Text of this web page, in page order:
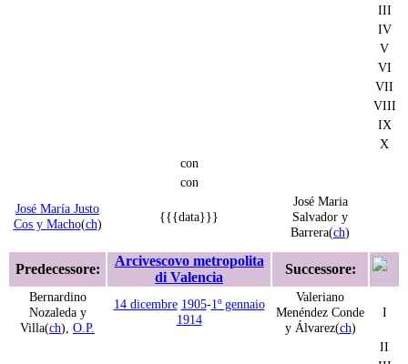
III
IV
V
VI
VII
VIII
IX
X
con
con
José María Justo
Cos y Macho(ch) {{{data}}}
José Maria
Salvador y
Barrera(ch)
Predecessore:
Arcivescovo metropolita
di Valencia
Successore:
Bernardino
Nozaleda y
Villa(ch), O.P.
14 dicembre 1905-1º gennaio
1914
Valeriano
Menéndez Conde
y Álvarez(ch)
I
II